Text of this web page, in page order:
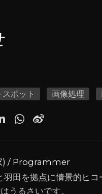
スポット 画像処理
) / Programmer
田を拠点に情景的ヒコ
うるさいです。